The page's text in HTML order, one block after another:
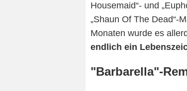
Housemaid“- und
„Shaun Of The Dead“-
Monaten wurde es
endlich ein
"Barbarella"-